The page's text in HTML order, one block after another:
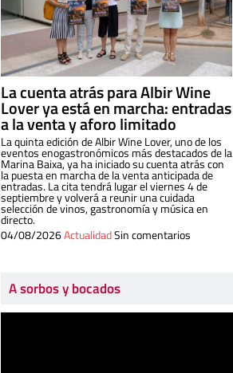
La cuenta atrás para Albir Wine
Lover ya está en marcha: entradas
a la venta y aforo limitado
La quinta edición de Albir Wine Lover, uno de los
eventos enogastronómicos más destacados de la
Marina Baixa, ya ha iniciado su cuenta atrás con
la puesta en marcha de la venta anticipada de
entradas. La cita tendrá lugar el viernes 4 de
septiembre y volverá a reunir una cuidada
selección de vinos, gastronomía y música en
directo.
04/08/2026ActualidadSin comentarios
A sorbos y bocados